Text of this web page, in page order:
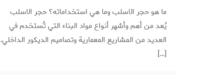
ما هو حجر الاسلب وما هي استخداماته؟ حجر الاسلب
يُعد من أهم وأشهر أنواع مواد البناء التي تُستخدم في
العديد من المشاريع المعمارية وتصاميم الديكور الداخلي.
[…]